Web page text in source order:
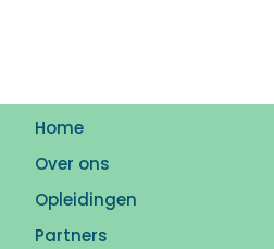
Home
Over ons
Opleidingen
Partners